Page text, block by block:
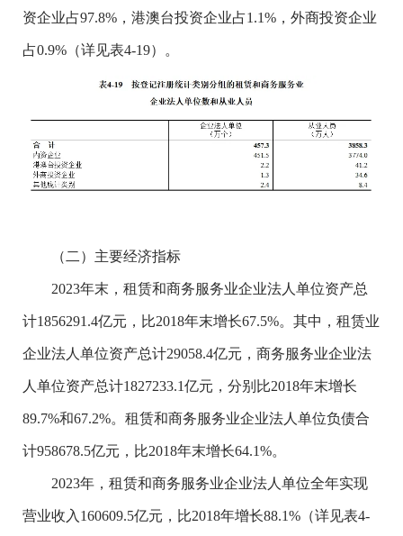
资企业占97.8%，港澳台投资企业占1.1%，外商投资企业
占0.9%（详见表4-19）。
（二）主要经济指标
2023年末，租赁和商务服务业企业法人单位资产总
计1856291.4亿元，比2018年末增长67.5%。其中，租赁业
企业法人单位资产总计29058.4亿元，商务服务业企业法
人单位资产总计1827233.1亿元，分别比2018年末增长
89.7%和67.2%。租赁和商务服务业企业法人单位负债合
计958678.5亿元，比2018年末增长64.1%。
2023年，租赁和商务服务业企业法人单位全年实现
营业收入160609.5亿元，比2018年增长88.1%（详见表4-